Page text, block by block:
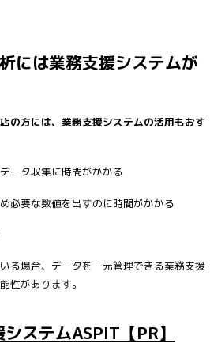
には業務支援システムが
の方には、業務支援システムの活用もおす
ータ収集に時間がかかる
必要な数値を出すのに時間がかかる
る場合、データを一元管理できる業務支援
性があります。
ステムASPIT【PR】